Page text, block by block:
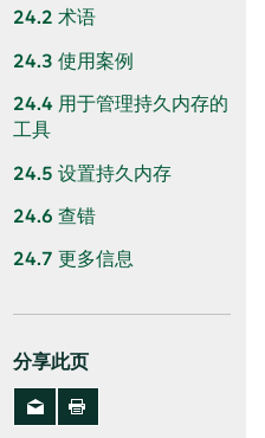
24.2 术语
24.3 使用案例
24.4 用于管理持久内存的
工具
24.5 设置持久内存
24.6 查错
24.7 更多信息
分享此页